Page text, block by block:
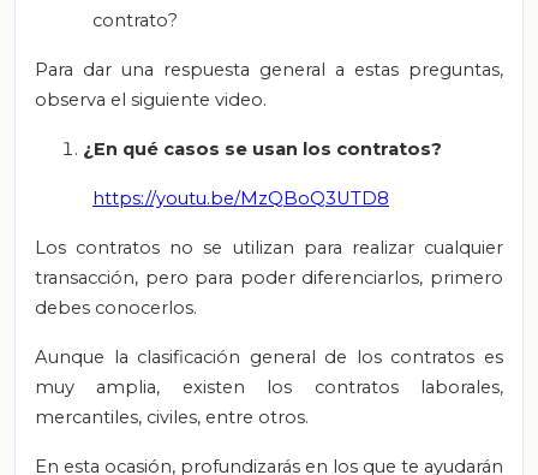
contrato?
Para dar una respuesta general a estas preguntas,
observa el siguiente video.
¿En qué casos se usan los contratos?
https://youtu.be/MzQBoQ3UTD8
Los contratos no se utilizan para realizar cualquier
transacción, pero para poder diferenciarlos, primero
debes conocerlos.
Aunque la clasificación general de los contratos es
muy amplia, existen los contratos laborales,
mercantiles, civiles, entre otros.
En esta ocasión, profundizarás en los que te ayudarán